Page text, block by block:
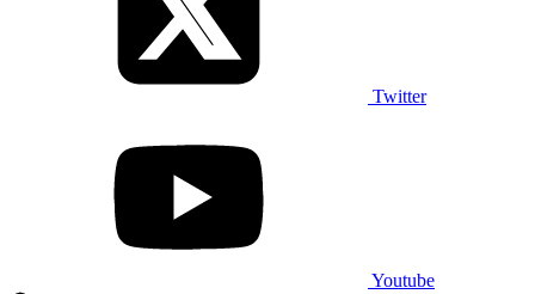
Twitter
Youtube